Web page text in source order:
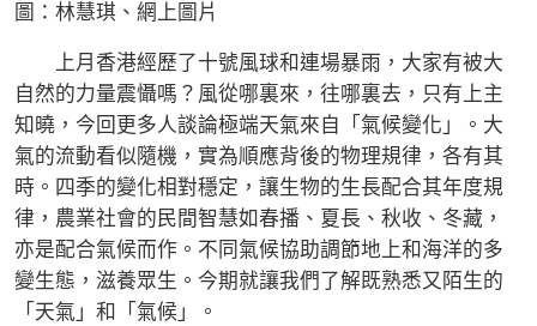
圖：林慧琪、網上圖片
上月香港經歷了十號風球和連場暴雨，大家有被大
自然的力量震懾嗎？風從哪裏來，往哪裏去，只有上主
知曉，今回更多人談論極端天氣來自「氣候變化」。大
氣的流動看似隨機，實為順應背後的物理規律，各有其
時。四季的變化相對穩定，讓生物的生長配合其年度規
律，農業社會的民間智慧如春播、夏長、秋收、冬藏，
亦是配合氣候而作。不同氣候協助調節地上和海洋的多
變生態，滋養眾生。今期就讓我們了解既熟悉又陌生的
「天氣」和「氣候」。